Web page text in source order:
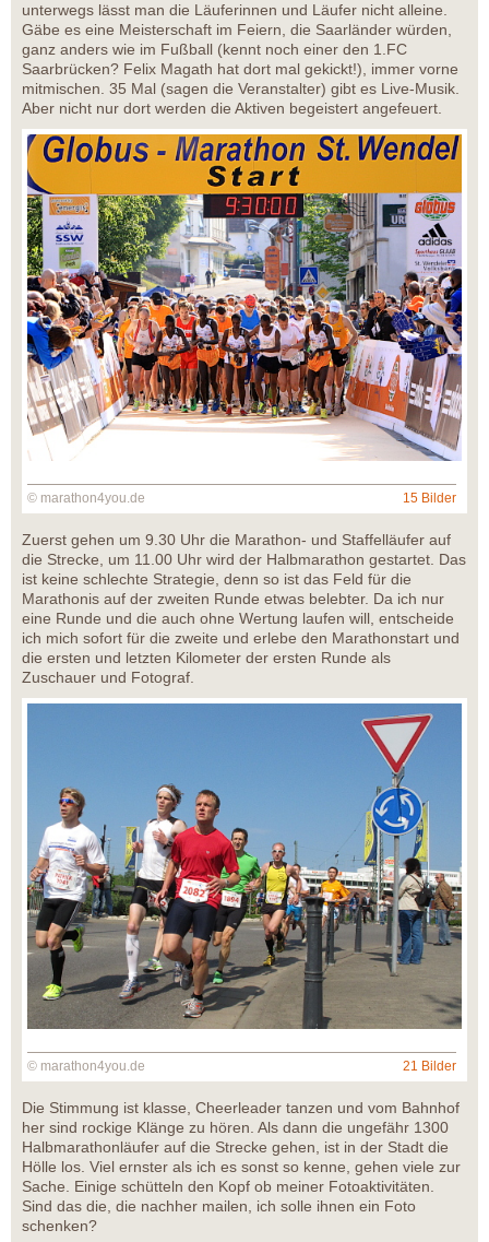
unterwegs lässt man die Läuferinnen und Läufer nicht alleine.
Gäbe es eine Meisterschaft im Feiern, die Saarländer würden,
ganz anders wie im Fußball (kennt noch einer den 1.FC
Saarbrücken? Felix Magath hat dort mal gekickt!), immer vorne
mitmischen. 35 Mal (sagen die Veranstalter) gibt es Live-Musik.
Aber nicht nur dort werden die Aktiven begeistert angefeuert.
© marathon4you.de 15 Bilder
Zuerst gehen um 9.30 Uhr die Marathon- und Staffelläufer auf
die Strecke, um 11.00 Uhr wird der Halbmarathon gestartet. Das
ist keine schlechte Strategie, denn so ist das Feld für die
Marathonis auf der zweiten Runde etwas belebter. Da ich nur
eine Runde und die auch ohne Wertung laufen will, entscheide
ich mich sofort für die zweite und erlebe den Marathonstart und
die ersten und letzten Kilometer der ersten Runde als
Zuschauer und Fotograf.
© marathon4you.de 21 Bilder
Die Stimmung ist klasse, Cheerleader tanzen und vom Bahnhof
her sind rockige Klänge zu hören. Als dann die ungefähr 1300
Halbmarathonläufer auf die Strecke gehen, ist in der Stadt die
Hölle los. Viel ernster als ich es sonst so kenne, gehen viele zur
Sache. Einige schütteln den Kopf ob meiner Fotoaktivitäten.
Sind das die, die nachher mailen, ich solle ihnen ein Foto
schenken?